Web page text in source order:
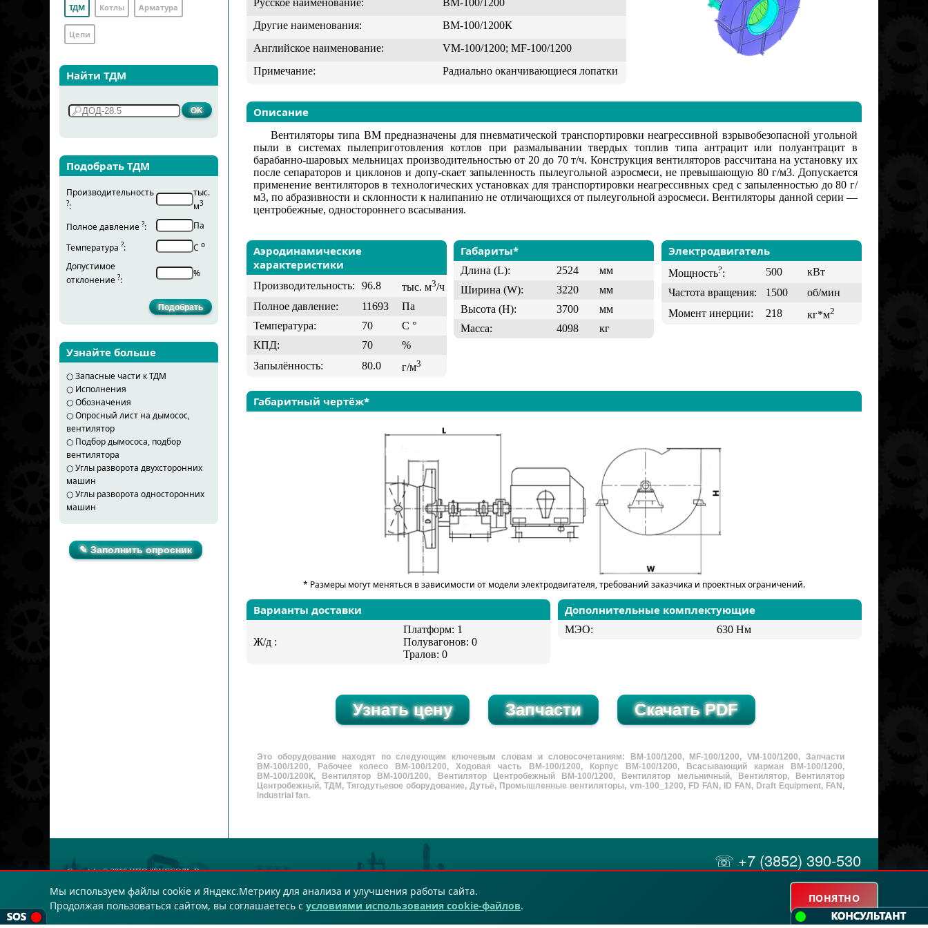
ТДМ Котлы Арматура
Цепи
Найти ТДМ
Подобрать ТДМ
Производительность
?:
тыс.
м3
Полное давление ?:
Па
Температура ?: С о
Допустимое
отклонение ?:
%
Узнайте больше
○Запасные части к ТДМ
○ Исполнения
○Обозначения
○Опросный лист на дымосос,
вентилятор
○ Подбор дымососа, подбор
вентилятора
○Углы разворота двухсторонних
машин
○Углы разворота односторонних
машин
✎ Заполнить опросник
Русское наименование:
ВМ-100/1200
Другие наименования:
ВМ-100/1200К
Английское наименование:
VM-100/1200; MF-100/1200
Примечание:
Радиально оканчивающиеся лопатки
Описание
Вентиляторы типа ВМ предназначены для пневматической транспортировки неагрессивной взрывобезопасной угольной
пыли в системах пылеприготовления котлов при размалывании твердых топлив типа антрацит или полуантрацит в
барабанно-шаровых мельницах производительностью от 20 до 70 т/ч. Конструкция вентиляторов рассчитана на установку их
после сепараторов и циклонов и допу-скает запыленность пылеугольной аэросмеси, не превышающую 80 г/м3. Допускается
применение вентиляторов в технологических установках для транспортировки неагрессивных сред с запыленностью до 80 г/
м3, по абразивности и склонности к налипанию не отличающихся от пылеугольной аэросмеси. Вентиляторы данной серии —
центробежные, одностороннего всасывания.
Аэродинамические
характеристики
Производительность: 96.8 тыс. м3/ч
Полное давление:
11693
Па
Температура:
70
C °
КПД:
70
%
Запылённость:
80.0 г/м3
Габариты*
Длина (L): 2524
мм
Ширина (W):
3220
мм
Высота (H):
3700
мм
Масса:
4098 кг
Электродвигатель
Мощность?: 500
кВт
Частота вращения:
1500
об/мин
Момент инерции:
218 кг*м2
Габаритный чертёж*
* Размеры могут меняться в зависимости от модели электродвигателя, требований заказчика и проектных ограничений.
Варианты доставки
Ж/д :
Платформ: 1
Полувагонов: 0
Тралов: 0
Дополнительные комплектующие
МЭО: 630 Нм
Это оборудование находят по следующим ключевым словам и словосочетаниям: ВМ-100/1200, MF-100/1200, VM-100/1200, Запчасти
ВМ-100/1200, Рабочее колесо ВМ-100/1200, Ходовая часть ВМ-100/1200, Корпус ВМ-100/1200, Всасывающий карман ВМ-100/1200,
ВМ-100/1200К, Вентилятор ВМ-100/1200, Вентилятор Центробежный ВМ-100/1200, Вентилятор мельничный, Вентилятор, Вентилятор
Центробежный, ТДМ, Тягодутьевое оборудование, Дутьё, Промышленные вентиляторы, vm-100_1200, FD FAN, ID FAN, Draft Equipment, FAN,
Industrial fan.
Copyright © 2016НПО "РУССОЛ". Все права защищены.
Соглашение о пользовании сайтом| Порядок обработки персональных данных
☏ +7 (3852) 390-530
Мы используем файлы cookie и Яндекс.Метрику для анализа и улучшения работы сайта.
Продолжая пользоваться сайтом, вы соглашаетесь с условиями использования cookie-файлов.
ПОНЯТНО